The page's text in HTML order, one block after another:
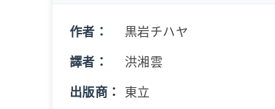
作者： 黒岩チハヤ
譯者： 洪湘雲
出版商： 東立